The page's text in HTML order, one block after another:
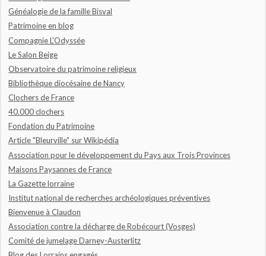
Généalogie de la famille Bisval
Patrimoine en blog
Compagnie L'Odyssée
Le Salon Beige
Observatoire du patrimoine religieux
Bibliothèque diocésaine de Nancy
Clochers de France
40.000 clochers
Fondation du Patrimoine
Article "Bleurville" sur Wikipédia
Association pour le développement du Pays aux Trois Provinces
Maisons Paysannes de France
La Gazette lorraine
Institut national de recherches archéologiques préventives
Bienvenue à Claudon
Association contre la décharge de Robécourt (Vosges)
Comité de jumelage Darney-Austerlitz